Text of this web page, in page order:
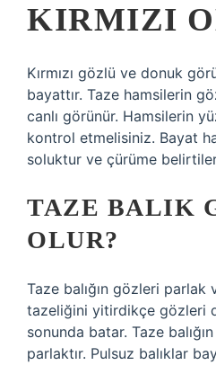
KIRMIZI
Kırmızı gözlü ve donuk
bayattır. Taze hamsilerin
canlı görünür. Hamsilerin
kontrol etmelisiniz. Bayat
soluktur ve çürüme
TAZE BALIK
OLUR?
Taze balığın gözleri parlak
tazeliğini yitirdikçe gözleri
sonunda batar. Taze
parlaktır. Pulsuz balıklar